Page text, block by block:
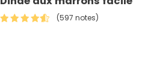
(597 notes)